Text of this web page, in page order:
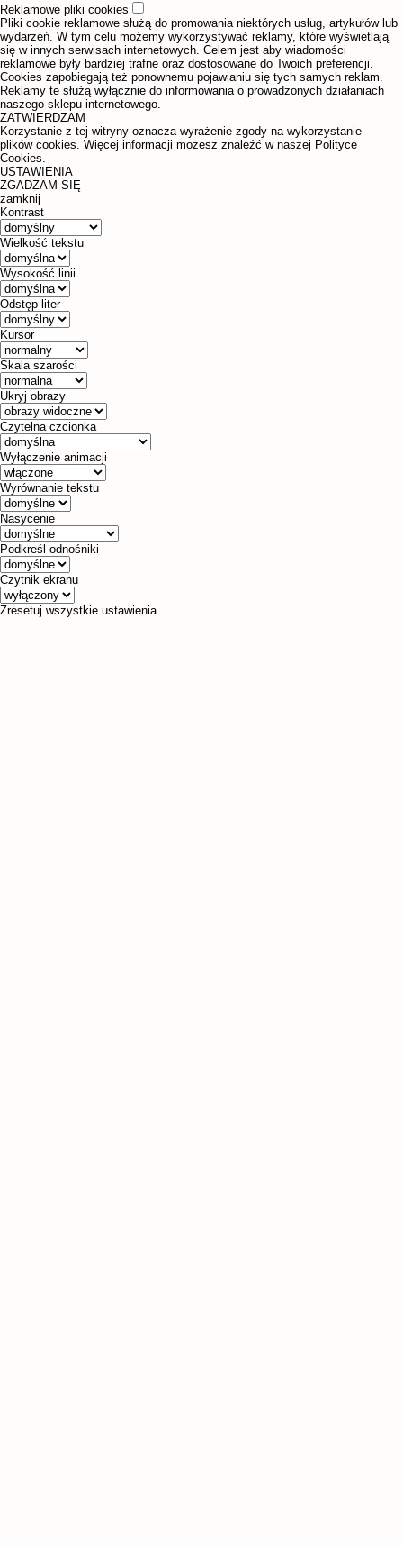
Reklamowe pliki cookies
Pliki cookie reklamowe służą do promowania niektórych usług, artykułów lub
wydarzeń. W tym celu możemy wykorzystywać reklamy, które wyświetlają
się w innych serwisach internetowych. Celem jest aby wiadomości
reklamowe były bardziej trafne oraz dostosowane do Twoich preferencji.
Cookies zapobiegają też ponownemu pojawianiu się tych samych reklam.
Reklamy te służą wyłącznie do informowania o prowadzonych działaniach
naszego sklepu internetowego.
ZATWIERDZAM
Korzystanie z tej witryny oznacza wyrażenie zgody na wykorzystanie
plików cookies. Więcej informacji możesz znaleźć w naszej Polityce
Cookies.
USTAWIENIA
ZGADZAM SIĘ
zamknij
Kontrast
Wielkość tekstu
Wysokość linii
Odstęp liter
Kursor
Skala szarości
Ukryj obrazy
Czytelna czcionka
Wyłączenie animacji
Wyrównanie tekstu
Nasycenie
Podkreśl odnośniki
Czytnik ekranu
Zresetuj wszystkie ustawienia